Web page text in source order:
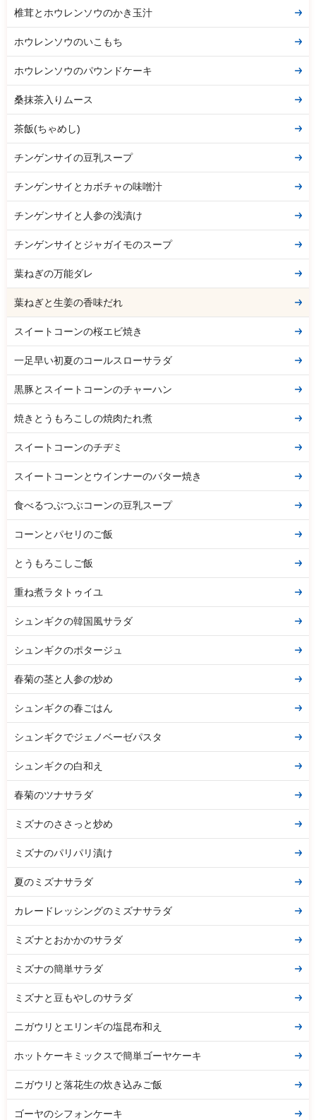
椎茸とホウレンソウのかき玉汁
ホウレンソウのいこもち
ホウレンソウのパウンドケーキ
桑抹茶入りムース
茶飯(ちゃめし)
チンゲンサイの豆乳スープ
チンゲンサイとカボチャの味噌汁
チンゲンサイと人参の浅漬け
チンゲンサイとジャガイモのスープ
葉ねぎの万能ダレ
葉ねぎと生姜の香味だれ
スイートコーンの桜エビ焼き
一足早い初夏のコールスローサラダ
黒豚とスイートコーンのチャーハン
焼きとうもろこしの焼肉たれ煮
スイートコーンのチヂミ
スイートコーンとウインナーのバター焼き
食べるつぶつぶコーンの豆乳スープ
コーンとパセリのご飯
とうもろこしご飯
重ね煮ラタトゥイユ
シュンギクの韓国風サラダ
シュンギクのポタージュ
春菊の茎と人参の炒め
シュンギクの春ごはん
シュンギクでジェノベーゼパスタ
シュンギクの白和え
春菊のツナサラダ
ミズナのささっと炒め
ミズナのパリパリ漬け
夏のミズナサラダ
カレードレッシングのミズナサラダ
ミズナとおかかのサラダ
ミズナの簡単サラダ
ミズナと豆もやしのサラダ
ニガウリとエリンギの塩昆布和え
ホットケーキミックスで簡単ゴーヤケーキ
ニガウリと落花生の炊き込みご飯
ゴーヤのシフォンケーキ